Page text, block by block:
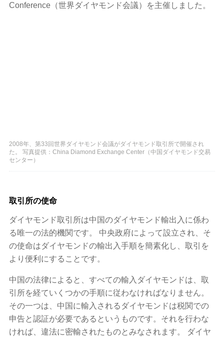
Conference（世界ダイヤモンド会議）を主催しました。
2008年、第33回世界ダイヤモンド会議がダイヤモンド取引所で開催され
た。 写真提供：China Diamond Exchange Center（中国ダイヤモンド交易
センター）
取引所の使命
ダイヤモンド取引所は中国のダイヤモンド輸出入に係わ
る唯一の法的機関です。 中央政府によって設立され、そ
の使命はダイヤモンドの輸出入手順を簡素化し、取引を
より便利にすることです。
中国の法律によると、すべての輸入ダイヤモンドは、取
引所を経ていくつかの手順に従わなければなりません。
その一つは、中国に輸入されるダイヤモンドは税関での
申告と認証が必要であるというものです。それを行わな
ければ、違法に密輸されたものとみなされます。 ダイヤ